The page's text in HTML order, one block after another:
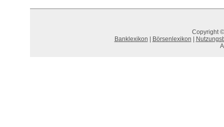
Copyright
Banklexikon
Börsenlexikon